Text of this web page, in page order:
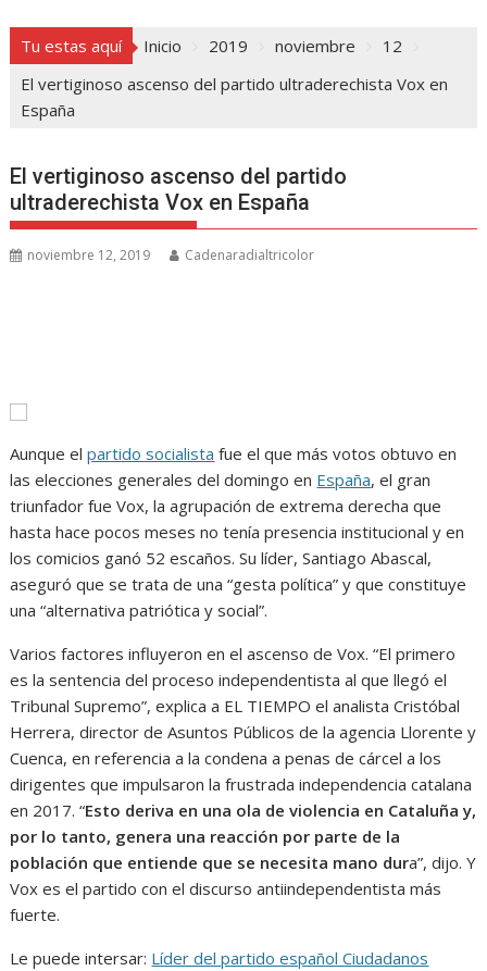
Tu estas aquí Inicio 2019 noviembre
12
El vertiginoso ascenso del partido ultraderechista Vox en
España
El vertiginoso ascenso del partido
ultraderechista Vox en España
noviembre 12, 2019 Cadenaradialtricolor
Aunque elpartido socialista fue el que más votos obtuvo en
las elecciones generales del domingo en España, el gran
triunfador fue Vox, la agrupación de extrema derecha que
hasta hace pocos meses no tenía presencia institucional y en
los comicios ganó 52 escaños. Su líder, Santiago Abascal,
aseguró que se trata de una “gesta política” y que constituye
una “alternativa patriótica y social”.
Varios factores influyeron en el ascenso de Vox. “El primero
es la sentencia del proceso independentista al que llegó el
Tribunal Supremo”, explica a EL TIEMPO el analista Cristóbal
Herrera, director de Asuntos Públicos de la agencia Llorente y
Cuenca, en referencia a la condena a penas de cárcel a los
dirigentes que impulsaron la frustrada independencia catalana
en 2017. “Esto deriva en una ola de violencia en Cataluña y,
por lo tanto, genera una reacción por parte de la
población que entiende que se necesita mano dura”, dijo. Y
Vox es el partido con el discurso antiindependentista más
fuerte.
Le puede intersar: Líder del partido español Ciudadanos